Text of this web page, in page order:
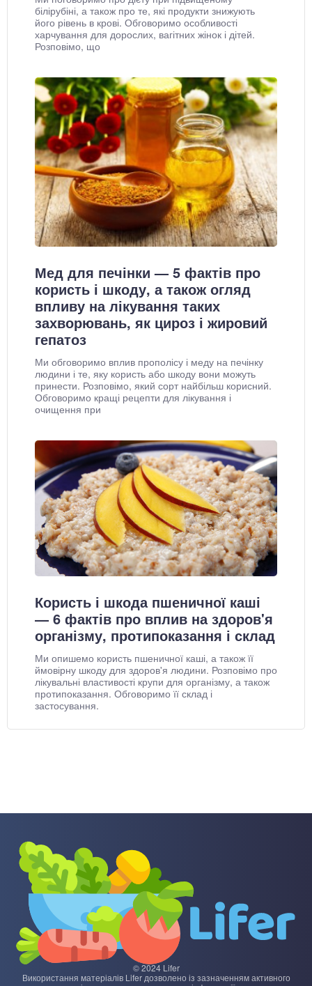
білірубіні, а також про те, які продукти знижують
його рівень в крові. Обговоримо особливості
харчування для дорослих, вагітних жінок і дітей.
Розповімо, що
Мед для печінки — 5 фактів про
користь і шкоду, а також огляд
впливу на лікування таких
захворювань, як цироз і жировий
гепатоз
Ми обговоримо вплив прополісу і меду на печінку
людини і те, яку користь або шкоду вони можуть
принести. Розповімо, який сорт найбільш корисний.
Обговоримо кращі рецепти для лікування і
очищення при
Користь і шкода пшеничної каші
— 6 фактів про вплив на здоров'я
організму, протипоказання і склад
Ми опишемо користь пшеничної каші, а також її
ймовірну шкоду для здоров'я людини. Розповімо про
лікувальні властивості крупи для організму, а також
протипоказання. Обговоримо її склад і
застосування.
© 2024 Lifer
Використання матеріалів Lifer дозволено із зазначенням активного